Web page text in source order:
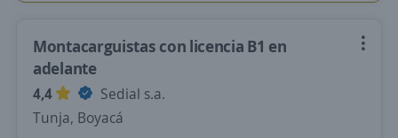
Montacarguistas con licencia B1 en
adelante
4,4
Sedial s.a.
Tunja, Boyacá